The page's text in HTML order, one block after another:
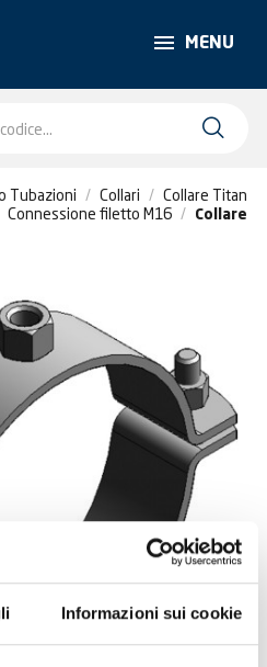
Informazioni sui cookie
MENU
Tubazioni Collari
Collare Titan
Connessione filetto M16
Collare